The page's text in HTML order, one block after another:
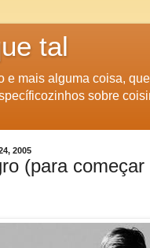
tal
e mais alguma coisa,
sobre
2005
(para